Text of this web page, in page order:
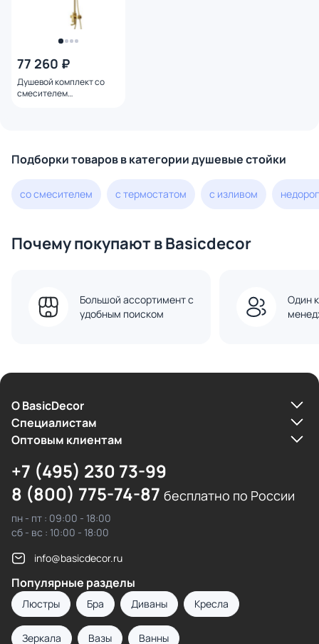
77 260 ₽
Душевой комплект со
смесителем
Подборки товаров в категории душевые стойки
со смесителем с термостатом с изливом
Почему покупают в Basicdecor
Большой ассортимент с
удобным поиском
Один
О BasicDecor
Cпециалистам
Оптовым клиентам
+7 (495) 230 73-99
8 (800) 775-74-87 бесплатно по России
пн - пт : 09:00 - 18:00
сб - вс : 10:00 - 18:00
info@basicdecor.ru
Популярные разделы
Люстры Бра Диваны Кресла
Зеркала Вазы Ванны